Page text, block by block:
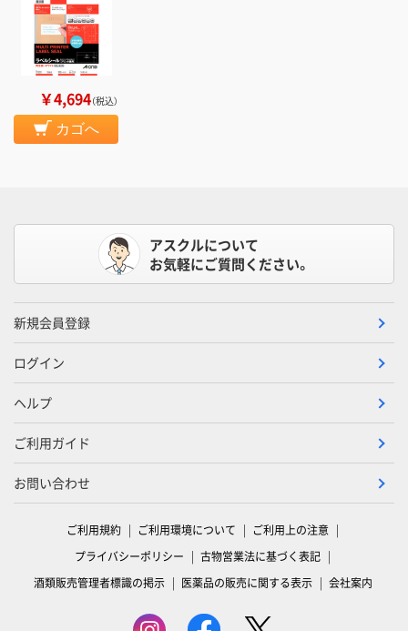
￥4,694（税込）
カゴへ
アスクルについて
お気軽にご質問ください。
新規会員登録
ログイン
ヘルプ
ご利用ガイド
お問い合わせ
ご利用規約 ご利用環境について
ご利用上の注意
プライバシーポリシー
古物営業法に基づく表記
酒類販売管理者標識の掲示
医薬品の販売に関する表示 会社案内